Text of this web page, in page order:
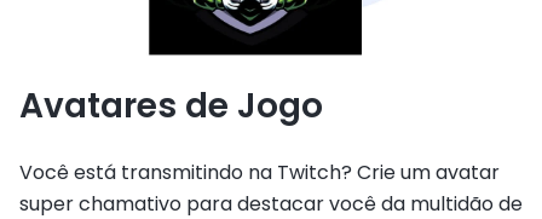
Avatares de Jogo
Você está transmitindo na Twitch? Crie um avatar
super chamativo para destacar você da multidão de